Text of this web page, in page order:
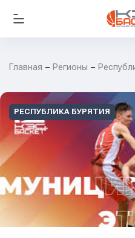
Главная Регионы
РЕСПУБЛИКА БУРЯТИЯ